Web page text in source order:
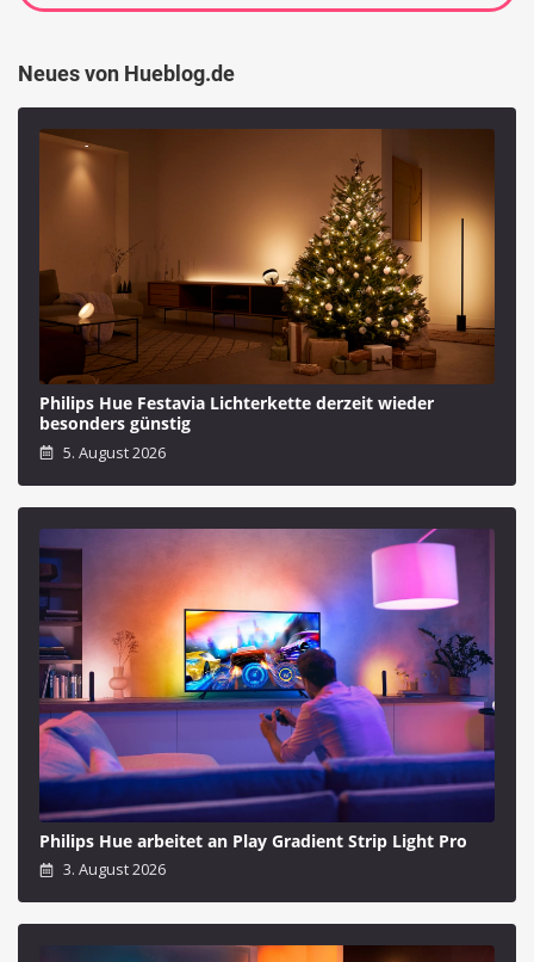
Neues von Hueblog.de
Philips Hue Festavia Lichterkette derzeit wieder
besonders günstig
5. August 2026
Philips Hue arbeitet an Play Gradient Strip Light Pro
3. August 2026